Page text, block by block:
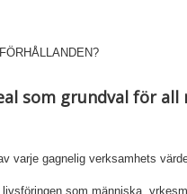
som grundval för
gagnelig verksamhets
som människa,